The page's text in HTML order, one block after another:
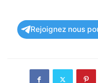
Rejoignez nous